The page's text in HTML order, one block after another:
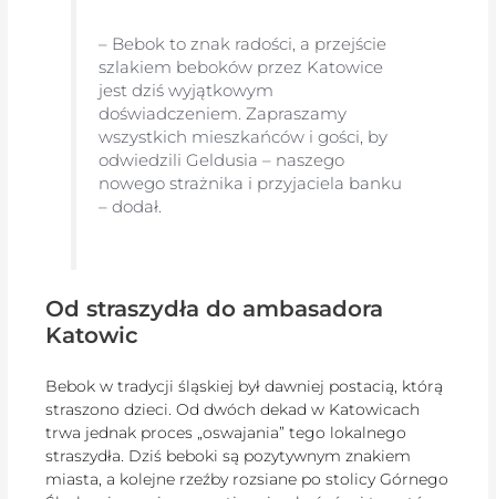
– Bebok to znak radości, a przejście
szlakiem beboków przez Katowice
jest dziś wyjątkowym
doświadczeniem. Zapraszamy
wszystkich mieszkańców i gości, by
odwiedzili Geldusia – naszego
nowego strażnika i przyjaciela banku
– dodał.
Od straszydła do ambasadora
Katowic
Bebok w tradycji śląskiej był dawniej postacią, którą
straszono dzieci. Od dwóch dekad w Katowicach
trwa jednak proces „oswajania” tego lokalnego
straszydła. Dziś beboki są pozytywnym znakiem
miasta, a kolejne rzeźby rozsiane po stolicy Górnego